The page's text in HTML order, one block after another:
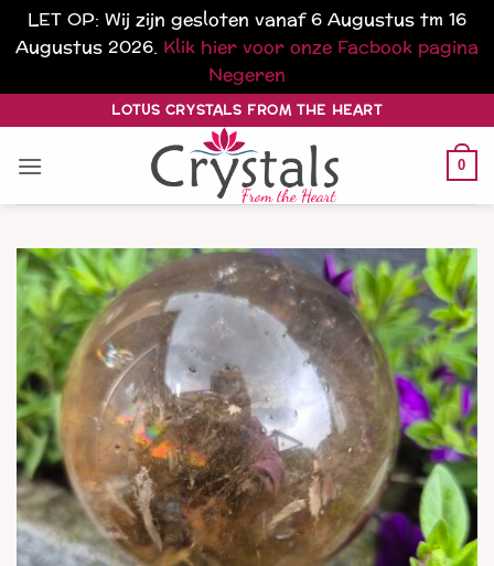
LET OP: Wij zijn gesloten vanaf 6 Augustus tm 16
Augustus 2026. Klik hier voor onze Facbook pagina
Negeren
naar
inhoud
LOTUS CRYSTALS FROM THE HEART
0